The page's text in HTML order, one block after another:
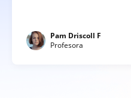
Pam Driscoll F
Profesora